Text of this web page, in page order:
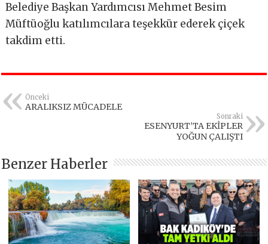
Belediye Başkan Yardımcısı Mehmet Besim
Müftüoğlu katılımcılara teşekkür ederek çiçek
takdim etti.
Önceki
ARALIKSIZ MÜCADELE
Sonraki
ESENYURT’TA EKİPLER
YOĞUN ÇALIŞTI
Benzer Haberler